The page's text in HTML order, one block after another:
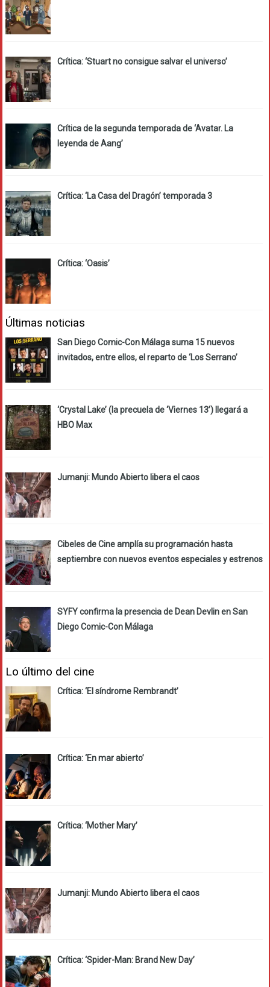
Crítica: ‘Stuart no consigue salvar el universo’
Crítica de la segunda temporada de ‘Avatar. La
leyenda de Aang’
Crítica: ‘La Casa del Dragón’ temporada 3
Crítica: ‘Oasis’
Últimas noticias
San Diego Comic-Con Málaga suma 15 nuevos
invitados, entre ellos, el reparto de ‘Los Serrano’
‘Crystal Lake’ (la precuela de ‘Viernes 13’) llegará a
HBO Max
Jumanji: Mundo Abierto libera el caos
Cibeles de Cine amplía su programación hasta
septiembre con nuevos eventos especiales y estrenos
SYFY confirma la presencia de Dean Devlin en San
Diego Comic-Con Málaga
Lo último del cine
Crítica: ‘El síndrome Rembrandt’
Crítica: ‘En mar abierto’
Crítica: ‘Mother Mary’
Jumanji: Mundo Abierto libera el caos
Crítica: ‘Spider-Man: Brand New Day’